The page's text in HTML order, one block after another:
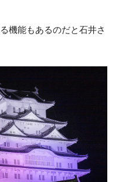
機能もあるのだと石井さ